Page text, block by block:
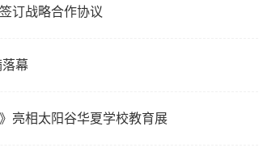
订战略合作协议
幕
亮相太阳谷华夏学校教育展